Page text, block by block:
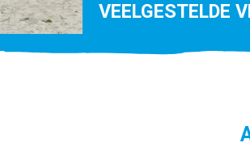
VEELGESTELDE